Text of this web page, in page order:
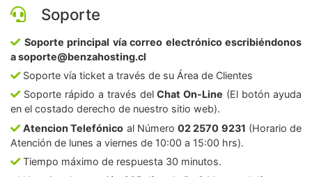
Soporte
Soporte principal vía correo electrónico escribiéndonos
a soporte@benzahosting.cl
Soporte vía ticket a través de su Área de Clientes
Soporte rápido a través delChat On-Line (El botón ayuda
en el costado derecho de nuestro sitio web).
Atencion Telefónico al Número02 2570 9231 (Horario de
Atención de lunes a viernes de 10:00 a 15:00 hrs).
Tiempo máximo de respuesta 30 minutos.